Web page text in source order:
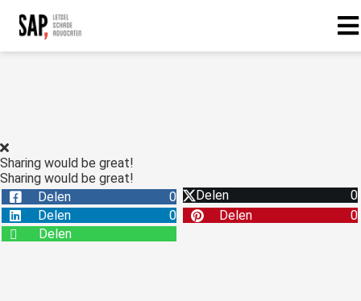
Sharing would be great!
Sharing would be great!
Delen
0 Delen
0
Delen
0 Delen
0
Delen